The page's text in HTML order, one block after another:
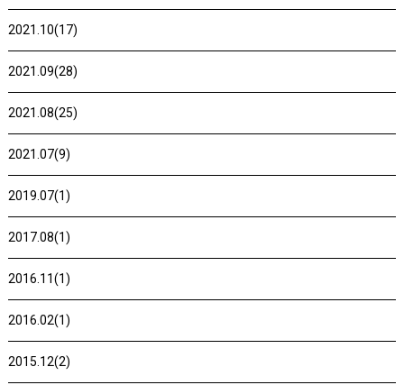
2021.10(17)
2021.09(28)
2021.08(25)
2021.07(9)
2019.07(1)
2017.08(1)
2016.11(1)
2016.02(1)
2015.12(2)